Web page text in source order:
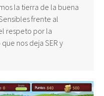
la tierra de la buena
frente al
respeto por la
nos deja SER y